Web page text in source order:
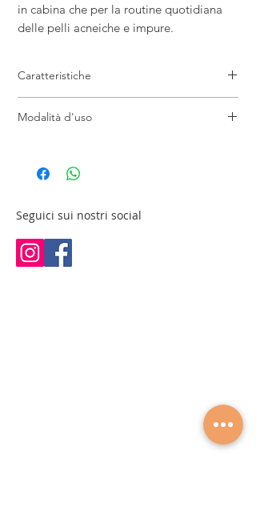
in cabina che per la routine quotidiana
delle pelli acneiche e impure.
Caratteristiche
• Formato 500 ml
• Con acido salicilico esfoliante
• Contrasta imperfezioni e impurità
• Migliora la texture della pelle
• Perfetto per uso cabina e domiciliare
Modalità d'uso
Non risciacquare. Utilizzare
Seguici sui nostri social